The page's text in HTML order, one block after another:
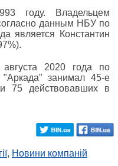
году. Владельцем
данным НБУ по
является Константин
2020 года по
занимал 45-е
75 действовавших в
, Новини компаній